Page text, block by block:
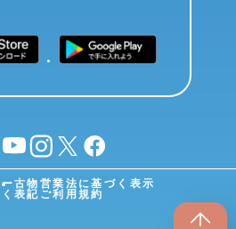
YouTubeinstagram
X facebook
古物営業法に基づく表示
表記 ご利用規約